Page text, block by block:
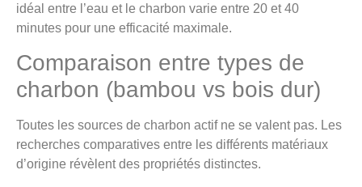
idéal entre l’eau et le charbon varie entre 20 et 40
minutes pour une efficacité maximale.
Comparaison entre types de
charbon (bambou vs bois dur)
Toutes les sources de charbon actif ne se valent pas. Les
recherches comparatives entre les différents matériaux
d’origine révèlent des propriétés distinctes.